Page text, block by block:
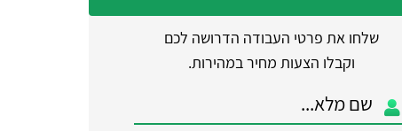
שלחו את פרטי העבודה הדרושה לכם
וקבלו הצעות מחיר במהירות.